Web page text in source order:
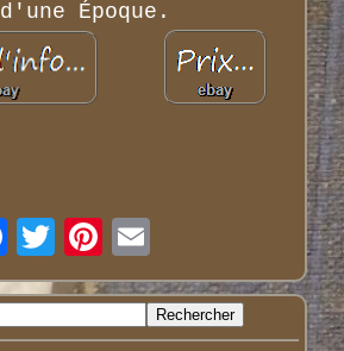
d'une Époque.